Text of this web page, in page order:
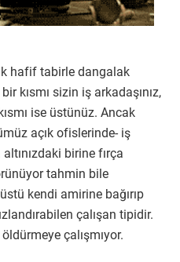
hafif tabirle dangalak
kısmı sizin iş arkadaşınız,
ise üstünüz. Ancak
açık ofislerinde- iş
birine fırça
tahmin bile
kendi amirine bağırıp
çalışan tipidir.
çalışmıyor.